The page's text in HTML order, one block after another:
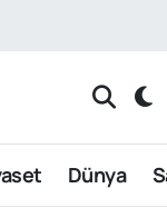
Dünya